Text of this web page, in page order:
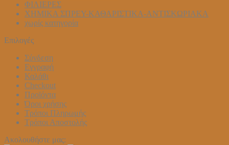
ΦΙΛΙΕΡΕΣ
ΧΗΜΙΚΑ ΣΠΡΕΥ-ΚΑΘΑΡΙΣΤΙΚΑ-ΑΝΤΙΣΚΩΡΙΑΚΑ
χωρίς κατηγορία
Επιλογές
Σύνδεση
Εγγραφή
Καλάθι
Checkout
Προϊόντα
Όροι χρήσης
Τρόποι Πληρωμής
Τρόποι Αποστολής
Ακολουθήστε μας: